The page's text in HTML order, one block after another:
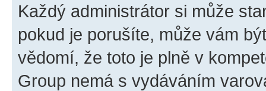
Každý administrátor si může
pokud je porušíte, může vám
vědomí, že toto je plně v
Group nemá s vydáváním